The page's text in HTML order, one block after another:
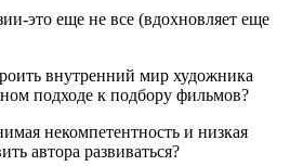
это еще не все (вдохновляет еще
внутренний мир художника
подходе к подбору фильмов?
некомпетентность и низкая
автора развиваться?